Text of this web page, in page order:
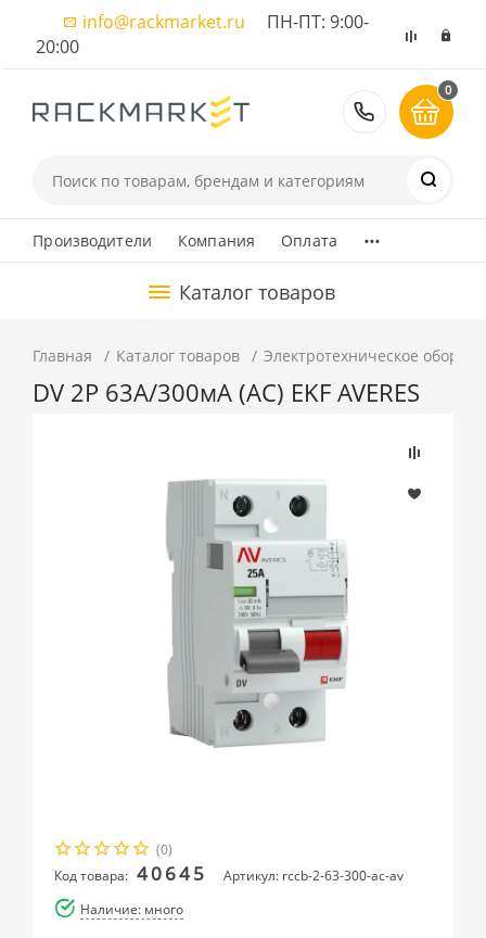
info@rackmarket.ru ПН-ПТ: 9:00-
20:00
8 (495)
0
Производители Компания Оплата ...
Каталог товаров
Главная Каталог товаров Электротехническое
DV 2P 63А/300мА (AC) EKF AVERES
(0)
Код товара: 40645
Артикул: rccb-2-63-300-ac-av
Наличие: много